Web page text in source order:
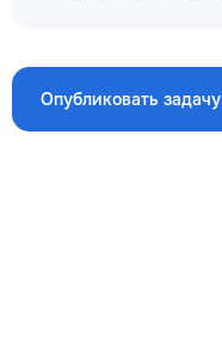
Опубликовать задачу